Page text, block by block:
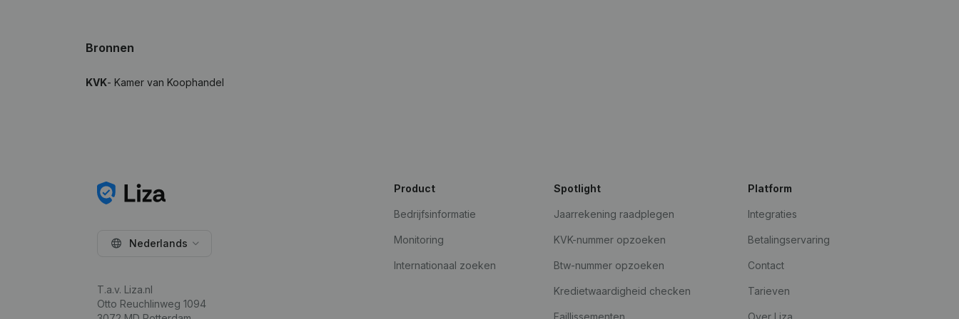
Bronnen
KVK- Kamer van Koophandel
Nederlands
T.a.v. Liza.nl
Otto Reuchlinweg 1094
Product
Bedrijfsinformatie
Monitoring
Internationaal zoeken
Spotlight
Jaarrekening raadplegen
KVK-nummer opzoeken
Btw-nummer opzoeken
Kredietwaardigheid checken
Faillissementen
Platform
Integraties
Betalingservaring
Contact
Tarieven
Over Liza